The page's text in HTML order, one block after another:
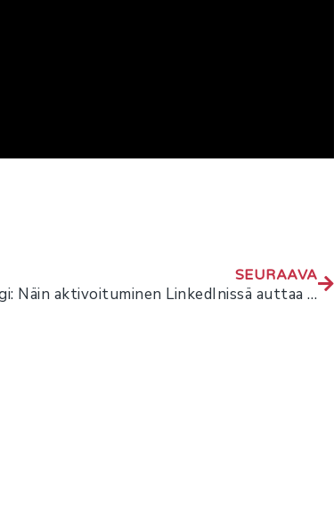
SEURAAVA
Vlogi: Näin aktivoituminen LinkedInissä auttaa sinua